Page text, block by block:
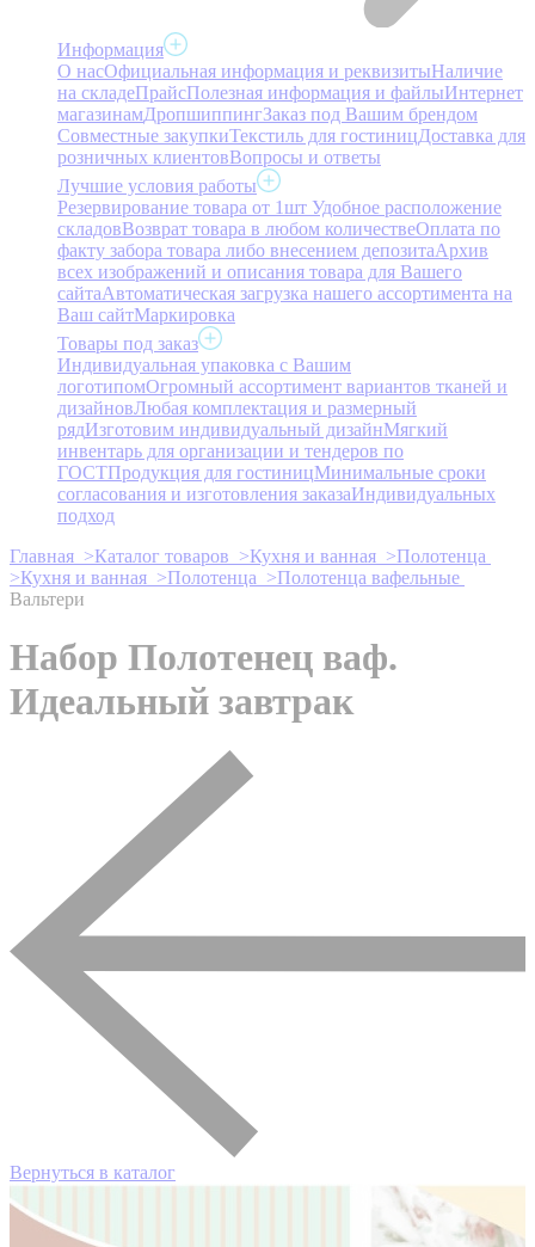
Информация
О насОфициальная информация и реквизитыНаличие
на складеПрайсПолезная информация и файлыИнтернет
магазинамДропшиппингЗаказ под Вашим брендом
Совместные закупкиТекстиль для гостиницДоставка для
розничных клиентовВопросы и ответы
Лучшие условия работы
Резервирование товара от 1шт Удобное расположение
складовВозврат товара в любом количествеОплата по
факту забора товара либо внесением депозитаАрхив
всех изображений и описания товара для Вашего
сайтаАвтоматическая загрузка нашего ассортимента на
Ваш сайтМаркировка
Товары под заказ
Индивидуальная упаковка с Вашим
логотипомОгромный ассортимент вариантов тканей и
дизайновЛюбая комплектация и размерный
рядИзготовим индивидуальный дизайнМягкий
инвентарь для организации и тендеров по
ГОСТПродукция для гостиницМинимальные сроки
согласования и изготовления заказаИндивидуальных
подход
Главная >Каталог товаров >Кухня и ванная >Полотенца
>Кухня и ванная >Полотенца >Полотенца вафельные
Вальтери
Набор Полотенец ваф.
Идеальный завтрак
Вернуться в каталог